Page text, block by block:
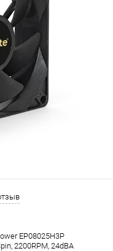
EP08025H3P
2200RPM, 24dBA